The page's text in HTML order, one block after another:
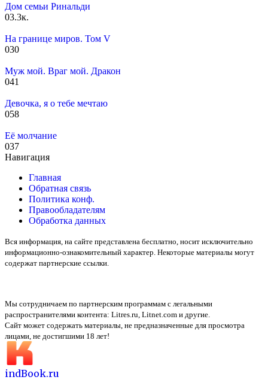
Дом семьи Ринальди
03.3к.
На границе миров. Том V
030
Муж мой. Враг мой. Дракон
041
Девочка, я о тебе мечтаю
058
Её молчание
037
Навигация
Главная
Обратная связь
Политика конф.
Правообладателям
Обработка данных
Вся информация, на сайте представлена бесплатно, носит исключительно
информационно-ознакомительный характер. Некоторые материалы могут
содержат партнерские ссылки.
Мы сотрудничаем по партнерским программам с легальными
распространителями контента: Litres.ru, Litnet.com и другие.
Сайт может содержать материалы, не предназначенные для просмотра
лицами, не достигшими 18 лет!
indBook.ru